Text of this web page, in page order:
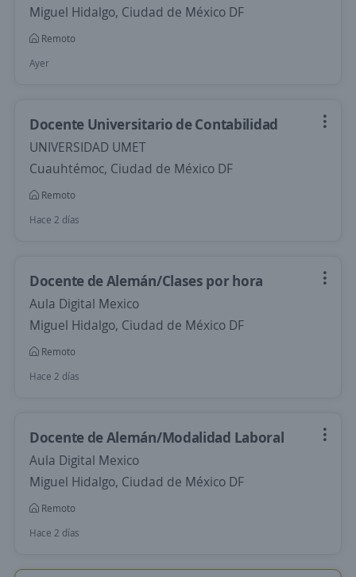
Miguel Hidalgo, Ciudad de México DF
Remoto
Ayer
Docente Universitario de Contabilidad
UNIVERSIDAD UMET
Cuauhtémoc, Ciudad de México DF
Remoto
Hace 2 días
Docente de Alemán/Clases por hora
Aula Digital Mexico
Miguel Hidalgo, Ciudad de México DF
Remoto
Hace 2 días
Docente de Alemán/Modalidad Laboral
Aula Digital Mexico
Miguel Hidalgo, Ciudad de México DF
Remoto
Hace 2 días